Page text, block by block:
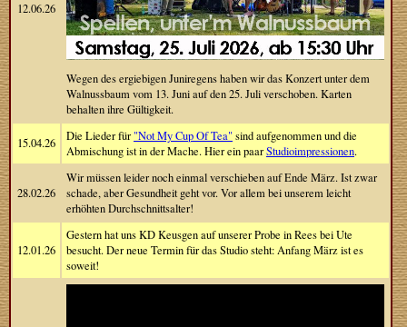
12.06.26
Wegen des ergiebigen Juniregens haben wir das Konzert unter dem
Walnussbaum vom 13. Juni auf den 25. Juli verschoben. Karten
behalten ihre Gültigkeit.
15.04.26 Die Lieder für "Not My Cup Of Tea" sind aufgenommen und die
Abmischung ist in der Mache. Hier ein paarStudioimpressionen.
28.02.26
Wir müssen leider noch einmal verschieben auf Ende März. Ist zwar
schade, aber Gesundheit geht vor. Vor allem bei unserem leicht
erhöhten Durchschnittsalter!
12.01.26
Gestern hat uns KD Keusgen auf unserer Probe in Rees bei Ute
besucht. Der neue Termin für das Studio steht: Anfang März ist es
soweit!